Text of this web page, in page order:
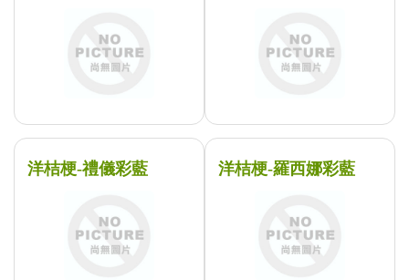
洋桔梗-禮儀彩藍 洋桔梗-羅西娜彩藍